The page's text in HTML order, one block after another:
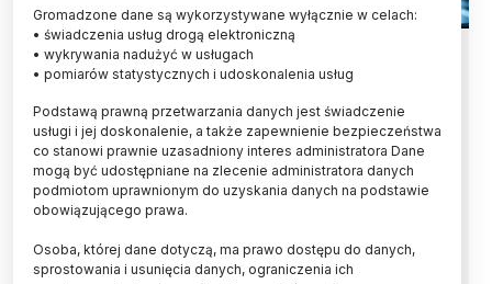
Opracowano trwały,
samonaprawiający się kompozyt
Naukowcy opracowali kompozyt, który sam się
naprawia nawet po poważnych uszkodzeniach.
Technologia ta ma pozwolić na wydłużenie
żywotności wielu części samochodów, statków
powietrznych czy kosmicznych, teoretycznie
nawet o setki lat.
Gromadzone dane są wykorzystywane wyłącznie w celach:
• świadczenia usług drogą elektroniczną
• wykrywania nadużyć w usługach
• pomiarów statystycznych i udoskonalenia usług
Podstawą prawną przetwarzania danych jest świadczenie
usługi i jej doskonalenie, a także zapewnienie bezpieczeństwa
co stanowi prawnie uzasadniony interes administratora Dane
mogą być udostępniane na zlecenie administratora danych
podmiotom uprawnionym do uzyskania danych na podstawie
obowiązującego prawa.
Osoba, której dane dotyczą, ma prawo dostępu do danych,
sprostowania i usunięcia danych, ograniczenia ich